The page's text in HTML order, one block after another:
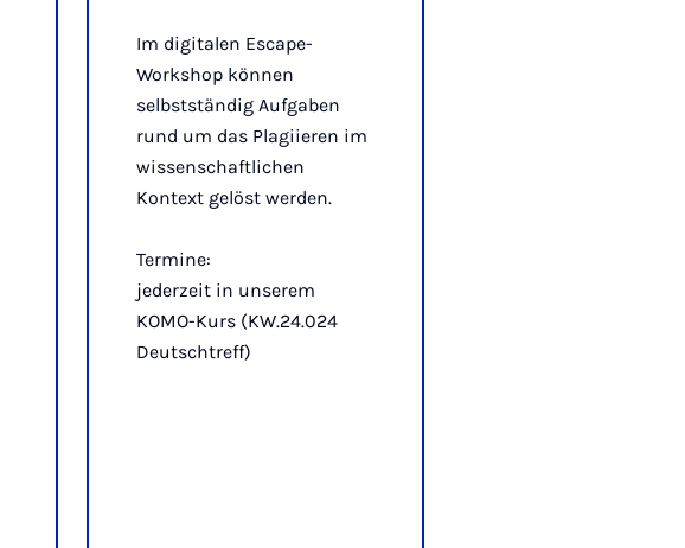
Im digitalen Escape-
Workshop können
selbstständig Aufgaben
rund um das Plagiieren im
wissenschaftlichen
Kontext gelöst werden.
Termine:
jederzeit in unserem
KOMO-Kurs (KW.24.024
Deutschtreff)